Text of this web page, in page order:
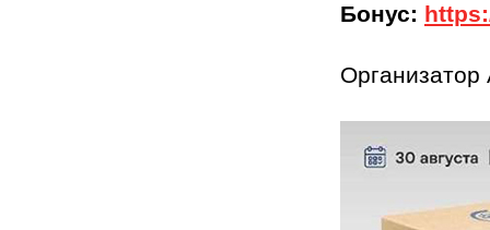
Бонус: